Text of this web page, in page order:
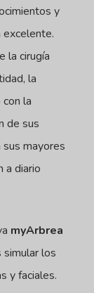
y
excelente.
la cirugía
la
la
de sus
mayores
a diario
myArbrea
simular los
y faciales.